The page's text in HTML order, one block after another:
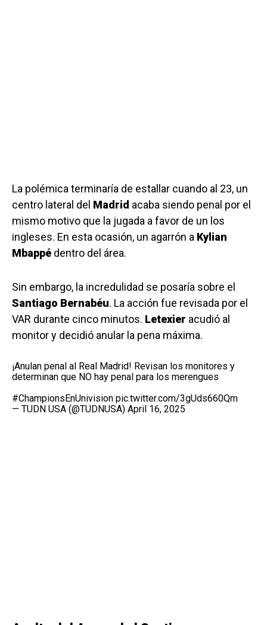
La polémica terminaría de estallar cuando al 23, un
centro lateral del Madrid acaba siendo penal por el
mismo motivo que la jugada a favor de un los
ingleses. En esta ocasión, un agarrón a Kylian
Mbappé dentro del área.
Sin embargo, la incredulidad se posaría sobre el
Santiago Bernabéu. La acción fue revisada por el
VAR durante cinco minutos. Letexier acudió al
monitor y decidió anular la pena máxima.
¡Anulan penal al Real Madrid! Revisan los monitores y
determinan que NO hay penal para los merengues
#ChampionsEnUnivision pic.twitter.com/3gUds660Qm
— TUDN USA (@TUDNUSA) April 16, 2025